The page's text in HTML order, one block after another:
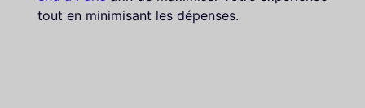
tout en minimisant les dépenses.